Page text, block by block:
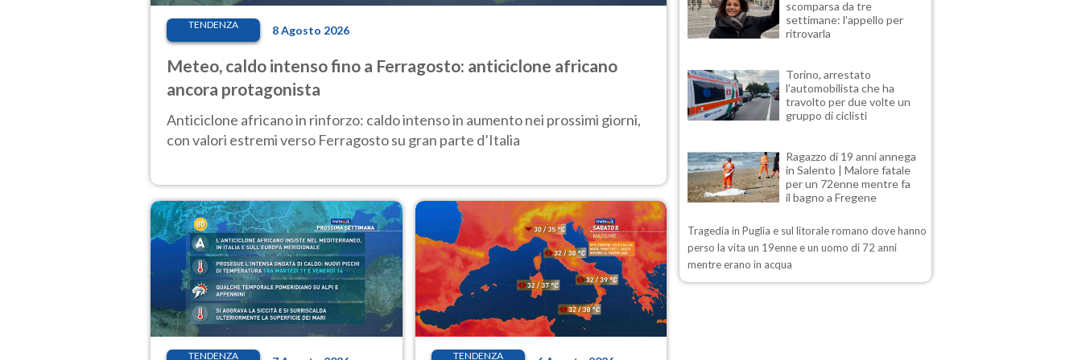
TENDENZA 8 Agosto 2026
Meteo, caldo intenso fino a Ferragosto: anticiclone africano
ancora protagonista
Anticiclone africano in rinforzo: caldo intenso in aumento nei prossimi giorni,
con valori estremi verso Ferragosto su gran parte d’Italia
TENDENZA TENDENZA
scomparsa da tre
settimane: l'appello per
ritrovarla
Torino, arrestato
l'automobilista che ha
travolto per due volte un
gruppo di ciclisti
Ragazzo di 19 anni annega
in Salento | Malore fatale
per un 72enne mentre fa
il bagno a Fregene
Tragedia in Puglia e sul litorale romano dove hanno
perso la vita un 19enne e un uomo di 72 anni
mentre erano in acqua